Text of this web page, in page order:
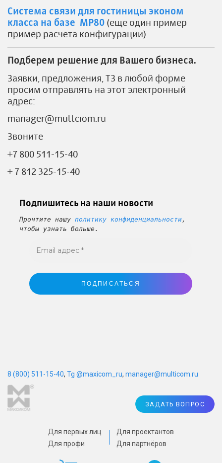
Система связи для гостиницы эконом
класса на базе MP80 (еще один пример
пример расчета конфигурации).
Подберем решение для Вашего бизнеса.
Заявки, предложения, ТЗ в любой форме
просим отправлять на этот электронный
адрес:
manager@multciom.ru
Звоните
+7 800 511-15-40
+ 7 812 325-15-40
Подпишитесь на наши новости
Прочтите нашу политику конфиденциальности,
чтобы узнать больше.
Для первых лиц
Для профи
Для проектантов
Для партнёров
ЗАДАТЬ ВОПРОС
8 (800) 511-15-40, Tg @maxicom_ru, manager@multicom.ru